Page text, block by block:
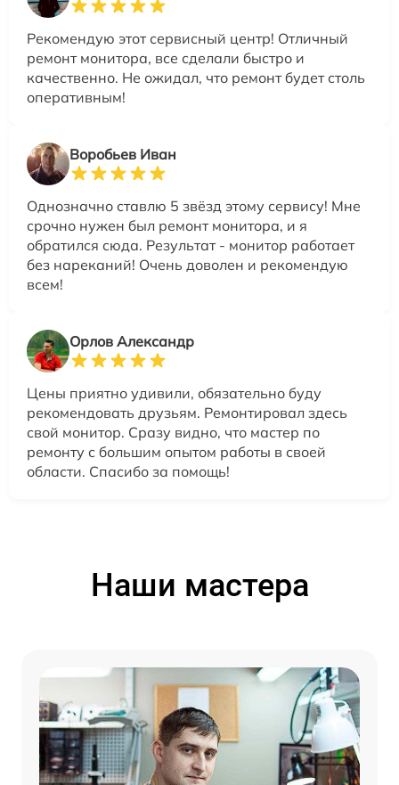
Рекомендую этот сервисный центр! Отличный
ремонт монитора, все сделали быстро и
качественно. Не ожидал, что ремонт будет столь
оперативным!
Воробьев Иван
Однозначно ставлю 5 звёзд этому сервису! Мне
срочно нужен был ремонт монитора, и я
обратился сюда. Результат - монитор работает
без нареканий! Очень доволен и рекомендую
всем!
Орлов Александр
Цены приятно удивили, обязательно буду
рекомендовать друзьям. Ремонтировал здесь
свой монитор. Сразу видно, что мастер по
ремонту с большим опытом работы в своей
области. Спасибо за помощь!
Наши мастера